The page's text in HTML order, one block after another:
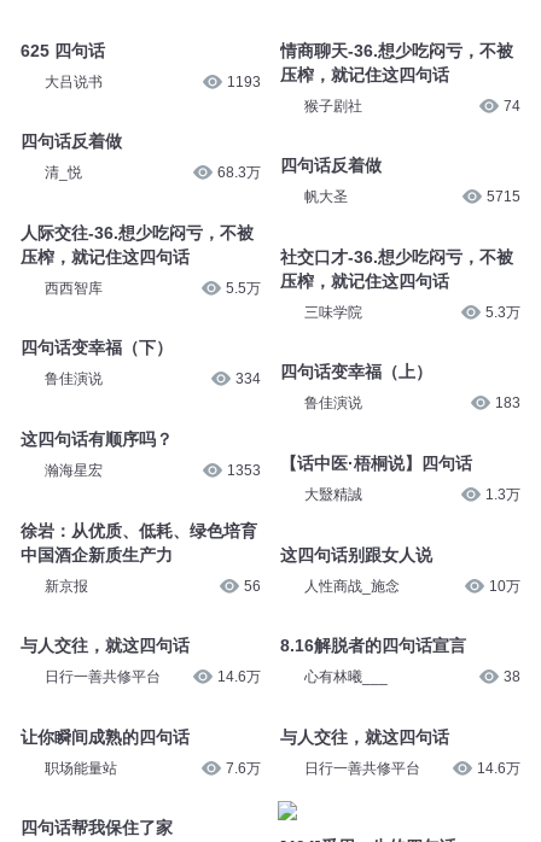
625 四句话
大吕说书 1193
四句话反着做
清_悦 68.3万
人际交往-36.想少吃闷亏，不被
压榨，就记住这四句话
西西智库 5.5万
四句话变幸福（下）
鲁佳演说 334
这四句话有顺序吗？
瀚海星宏 1353
徐岩：从优质、低耗、绿色培育
中国酒企新质生产力
新京报 56
与人交往，就这四句话
日行一善共修平台 14.6万
让你瞬间成熟的四句话
职场能量站 7.6万
四句话帮我保住了家
情商聊天-36.想少吃闷亏，不被
压榨，就记住这四句话
猴子剧社 74
四句话反着做
帆大圣 5715
社交口才-36.想少吃闷亏，不被
压榨，就记住这四句话
三味学院 5.3万
四句话变幸福（上）
鲁佳演说 183
【话中医·梧桐说】四句话
大毉精誠 1.3万
这四句话别跟女人说
人性商战_施念 10万
8.16解脱者的四句话宣言
心有林曦___ 38
与人交往，就这四句话
日行一善共修平台 14.6万